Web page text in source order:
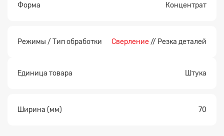
Форма Концентрат
Режимы / Тип обработки Сверление// Резка деталей
Единица товара Штука
Ширина (мм) 70